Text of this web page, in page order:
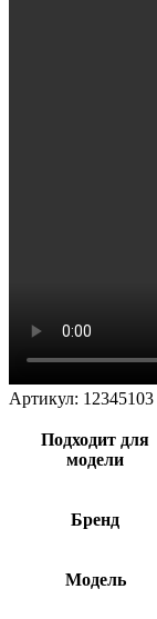
Артикул: 12345103
Подходит для
модели
Бренд
Модель